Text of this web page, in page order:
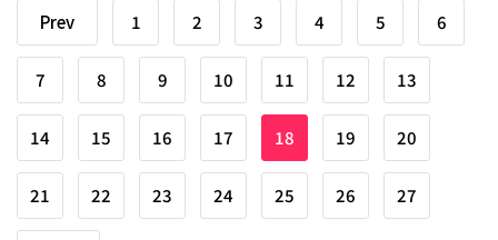
Prev 1 2 3 4 5 6
7 8 9 10 11 12 13
14 15 16 17 18 19 20
21 22 23 24 25 26 27